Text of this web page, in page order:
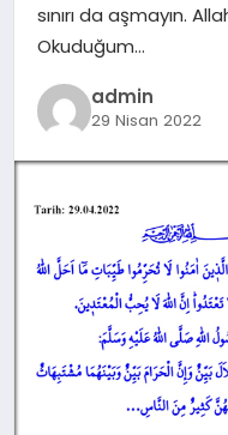
KABE CANLI YAYIN
sınırı da aşmayın.
Okuduğum…
admin
29 Nisan 2022